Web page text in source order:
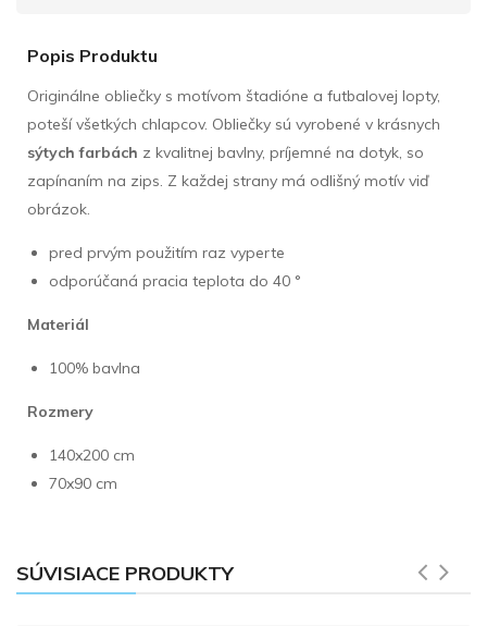
Popis Produktu
Originálne obliečky s motívom štadióne a futbalovej lopty,
poteší všetkých chlapcov. Obliečky sú vyrobené v krásnych
sýtych farbách z kvalitnej bavlny, príjemné na dotyk, so
zapínaním na zips. Z každej strany má odlišný motív viď
obrázok.
pred prvým použitím raz vyperte
odporúčaná pracia teplota do 40 °
Materiál
100% bavlna
Rozmery
140x200 cm
70x90 cm
SÚVISIACE PRODUKTY